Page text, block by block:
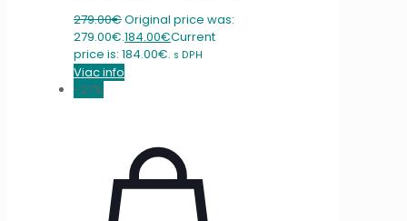
279.00€Original price was:
279.00€.184.00€Current
price is: 184.00€. s DPH
Viac info
-27%